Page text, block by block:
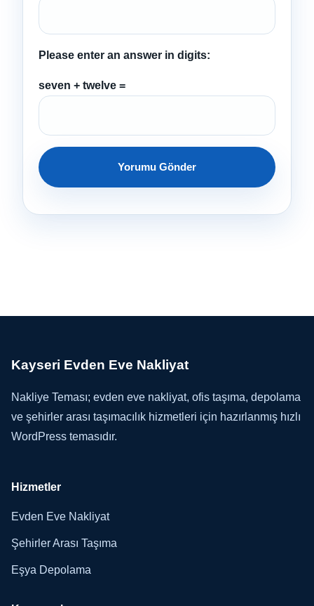
Please enter an answer in digits:
seven + twelve =
Kayseri Evden Eve Nakliyat
Nakliye Teması; evden eve nakliyat, ofis taşıma, depolama
ve şehirler arası taşımacılık hizmetleri için hazırlanmış hızlı
WordPress temasıdır.
Hizmetler
Evden Eve Nakliyat
Şehirler Arası Taşıma
Eşya Depolama